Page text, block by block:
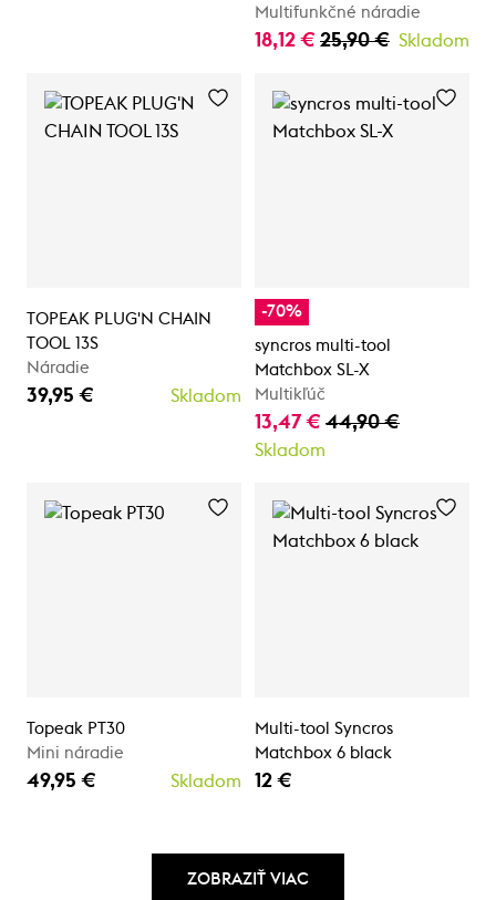
Multifunkčné náradie
18,12 € 25,90 € Skladom
TOPEAK PLUG'N CHAIN
TOOL 13S
Náradie
39,95 € Skladom
-70%
syncros multi-tool
Matchbox SL-X
Multikľúč
13,47 € 44,90 €
Skladom
Topeak PT30
Mini náradie
49,95 € Skladom
Multi-tool Syncros
Matchbox 6 black
12 €
ZOBRAZIŤ VIAC